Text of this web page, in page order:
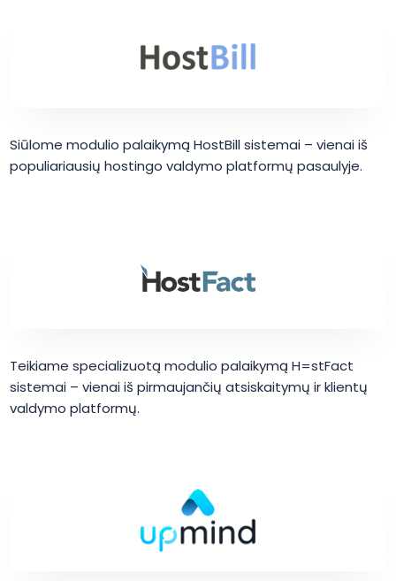
Siūlome modulio palaikymą HostBill sistemai – vienai iš
populiariausių hostingo valdymo platformų pasaulyje.
Teikiame specializuotą modulio palaikymą H=stFact
sistemai – vienai iš pirmaujančių atsiskaitymų ir klientų
valdymo platformų.